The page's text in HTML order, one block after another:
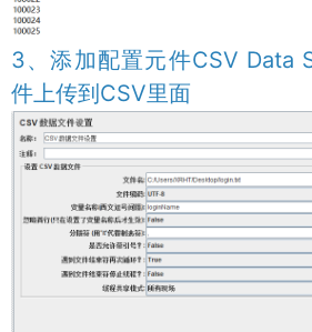
3、添加配置元件CSV Data
件上传到CSV里面